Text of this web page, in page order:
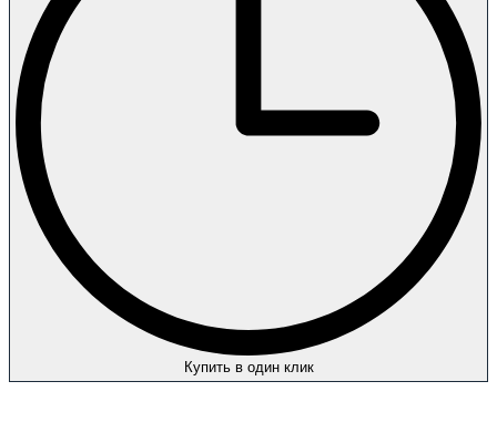
Купить в один клик